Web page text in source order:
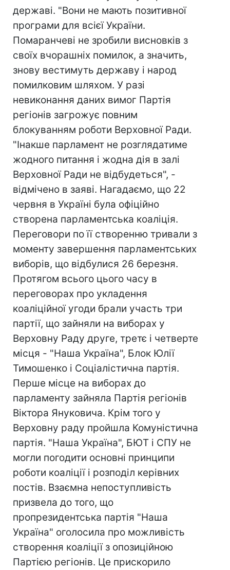
державі. "Вони не мають позитивної
програми для всієї України.
Помаранчеві не зробили висновків з
своїх вчорашніх помилок, а значить,
знову вестимуть державу і народ
помилковим шляхом. У разі
невиконання даних вимог Партія
регіонів загрожує повним
блокуванням роботи Верховної Ради.
"Інакше парламент не розглядатиме
жодного питання і жодна дія в залі
Верховної Ради не відбудеться", -
відмічено в заяві. Нагадаємо, що 22
червня в Україні була офіційно
створена парламентська коаліція.
Переговори по її створенню тривали з
моменту завершення парламентських
виборів, що відбулися 26 березня.
Протягом всього цього часу в
переговорах про укладення
коаліційної угоди брали участь три
партії, що зайняли на виборах у
Верховну Раду друге, третє і четверте
місця - "Наша Україна", Блок Юлії
Тимошенко і Соціалістична партія.
Перше місце на виборах до
парламенту зайняла Партія регіонів
Віктора Януковича. Крім того у
Верховну раду пройшла Комуністична
партія. "Наша Україна", БЮТ і СПУ не
могли погодити основні принципи
роботи коаліції і розподіл керівних
постів. Взаємна непоступливість
призвела до того, що
пропрезидентська партія "Наша
Україна" оголосила про можливість
створення коаліції з опозиційною
Партією регіонів. Це прискорило